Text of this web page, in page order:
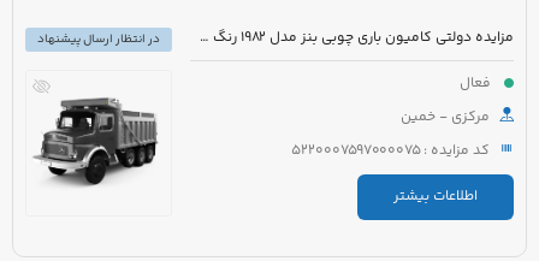
مزایده دولتی کامیون باری چوبی بنز مدل 1982 رنگ سفید
فعال
مرکزی - خمین
کد مزایده : 5220007597000075
اطلاعات بیشتر
در انتظار ارسال پیشنهاد